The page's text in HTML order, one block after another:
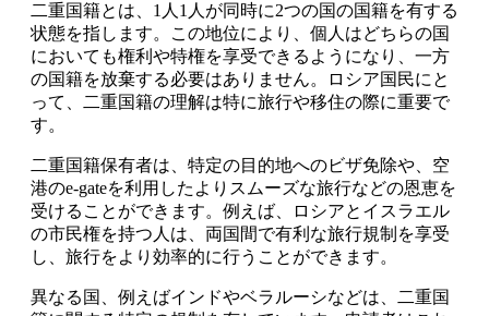
二重国籍とは、1人1人が同時に2つの国の国籍を有する
状態を指します。この地位により、個人はどちらの国
においても権利や特権を享受できるようになり、一方
の国籍を放棄する必要はありません。ロシア国民にと
って、二重国籍の理解は特に旅行や移住の際に重要で
す。
二重国籍保有者は、特定の目的地へのビザ免除や、空
港のe-gateを利用したよりスムーズな旅行などの恩恵を
受けることができます。例えば、ロシアとイスラエル
の市民権を持つ人は、両国間で有利な旅行規制を享受
し、旅行をより効率的に行うことができます。
異なる国、例えばインドやベラルーシなどは、二重国